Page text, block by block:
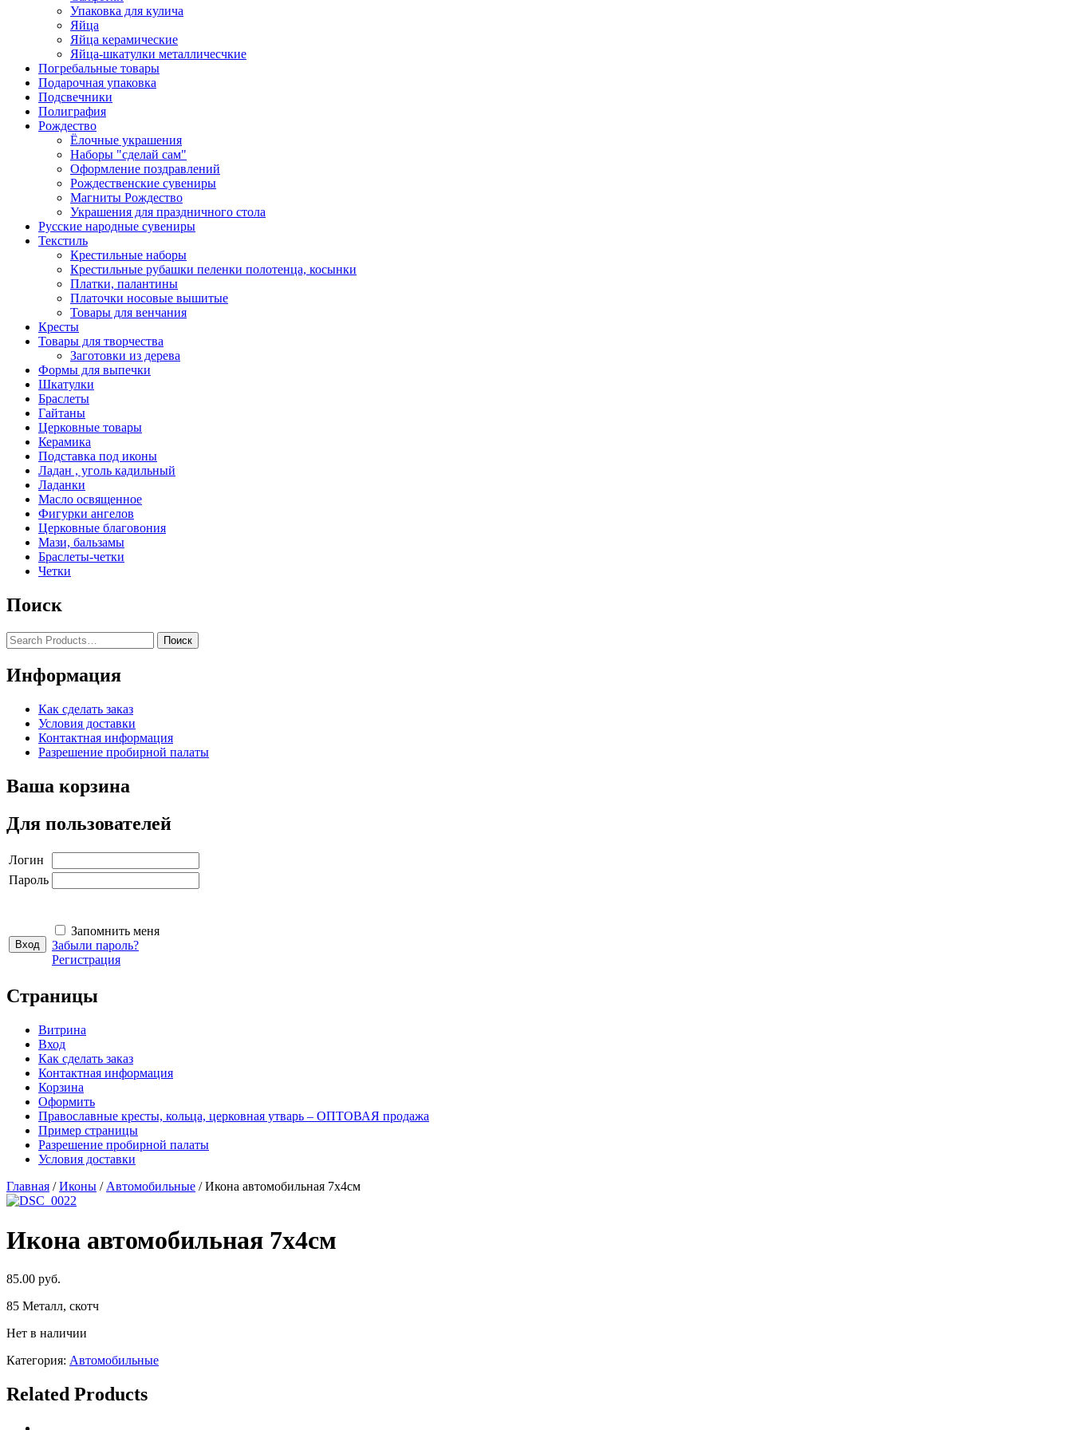
Упаковка для кулича
Яйца
Яйца керамические
Яйца-шкатулки металличесчкие
Погребальные товары
Подарочная упаковка
Подсвечники
Полиграфия
Рождество
Ёлочные украшения
Наборы "сделай сам"
Оформление поздравлений
Рождественские сувениры
Магниты Рождество
Украшения для праздничного стола
Русские народные сувениры
Текстиль
Крестильные наборы
Крестильные рубашки пеленки полотенца, косынки
Платки, палантины
Платочки носовые вышитые
Товары для венчания
Кресты
Товары для творчества
Заготовки из дерева
Формы для выпечки
Шкатулки
Браслеты
Гайтаны
Церковные товары
Керамика
Подставка под иконы
Ладан , уголь кадильный
Ладанки
Масло освященное
Фигурки ангелов
Церковные благовония
Мази, бальзамы
Браслеты-четки
Четки
Поиск
Информация
Как сделать заказ
Условия доставки
Контактная информация
Разрешение пробирной палаты
Ваша корзина
Для пользователей
Логин
Пароль
Запомнить меня
Забыли пароль?
Регистрация
Страницы
Витрина
Вход
Как сделать заказ
Контактная информация
Корзина
Оформить
Православные кресты, кольца, церковная утварь – ОПТОВАЯ продажа
Пример страницы
Разрешение пробирной палаты
Условия доставки
Главная /Иконы / Автомобильные / Икона автомобильная 7х4см
Икона автомобильная 7х4см
85.00 руб.
85 Металл, скотч
Нет в наличии
Категория: Автомобильные
Related Products